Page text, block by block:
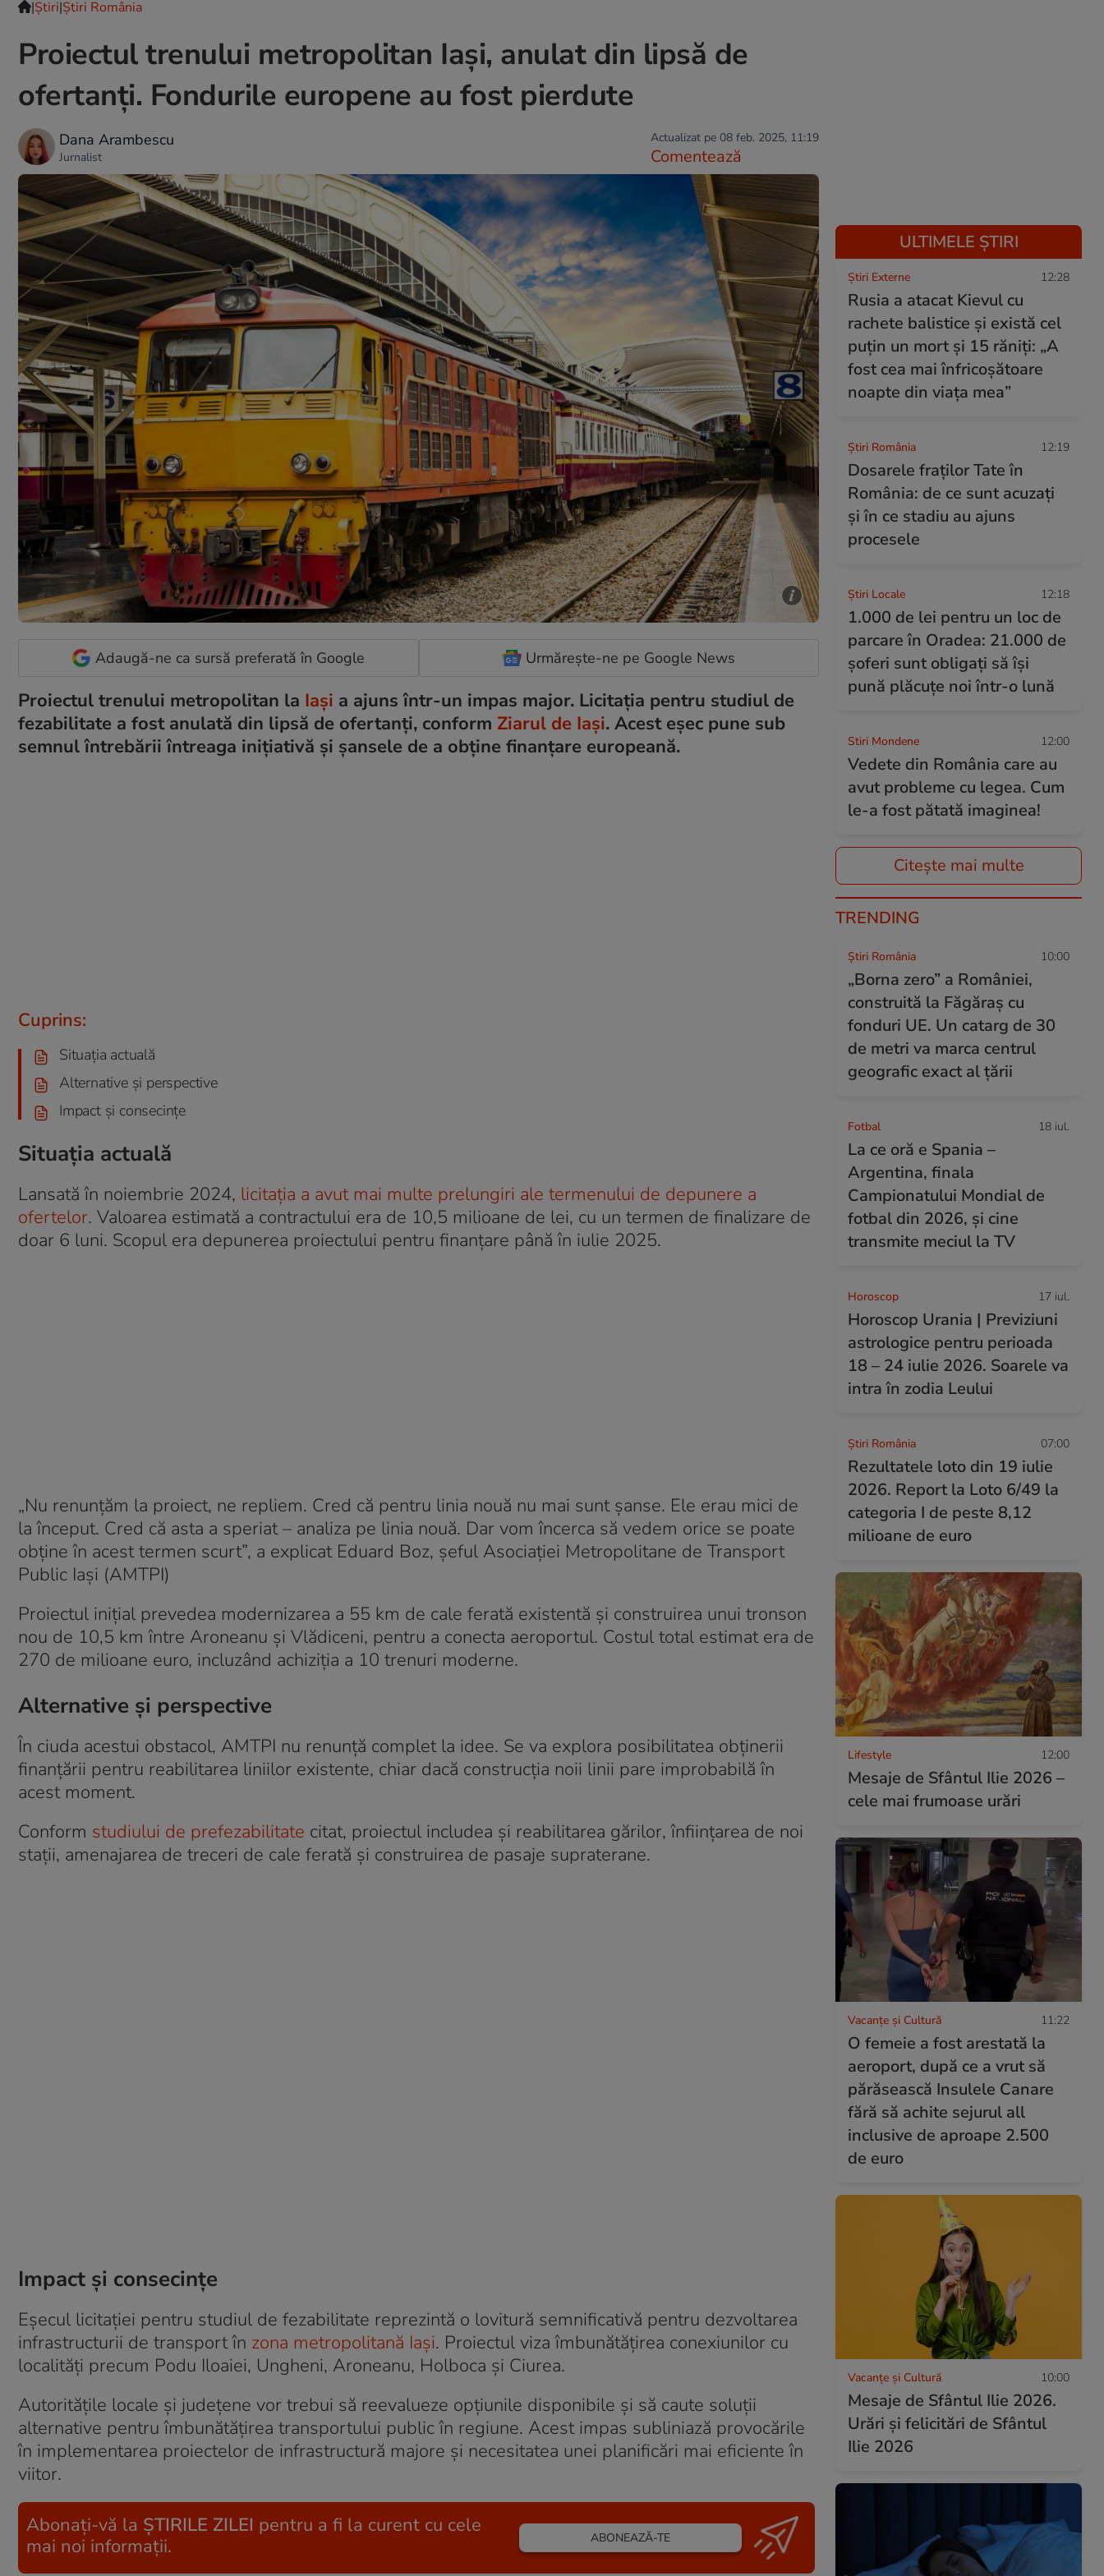
|Ştiri|Știri România
Proiectul trenului metropolitan Iași, anulat din lipsă de
ofertanți. Fondurile europene au fost pierdute
Dana Arambescu
Jurnalist
Actualizat pe 08 feb. 2025, 11:19
Comentează
Adaugă-ne ca sursă preferată în Google Urmărește-ne pe Google News
Proiectul trenului metropolitan la Iași a ajuns într-un impas major. Licitația pentru studiul de
fezabilitate a fost anulată din lipsă de ofertanți, conform Ziarul de Iași. Acest eșec pune sub
semnul întrebării întreaga inițiativă și șansele de a obține finanțare europeană.
Cuprins:
Situația actuală
Alternative și perspective
Impact și consecințe
Situația actuală
Lansată în noiembrie 2024, licitația a avut mai multe prelungiri ale termenului de depunere a
ofertelor. Valoarea estimată a contractului era de 10,5 milioane de lei, cu un termen de finalizare de
doar 6 luni. Scopul era depunerea proiectului pentru finanțare până în iulie 2025.
„Nu renunțăm la proiect, ne repliem. Cred că pentru linia nouă nu mai sunt șanse. Ele erau mici de
la început. Cred că asta a speriat – analiza pe linia nouă. Dar vom încerca să vedem orice se poate
obține în acest termen scurt”, a explicat Eduard Boz, șeful Asociației Metropolitane de Transport
Public Iași (AMTPI)
Proiectul inițial prevedea modernizarea a 55 km de cale ferată existentă și construirea unui tronson
nou de 10,5 km între Aroneanu și Vlădiceni, pentru a conecta aeroportul. Costul total estimat era de
270 de milioane euro, incluzând achiziția a 10 trenuri moderne.
Alternative și perspective
În ciuda acestui obstacol, AMTPI nu renunță complet la idee. Se va explora posibilitatea obținerii
finanțării pentru reabilitarea liniilor existente, chiar dacă construcția noii linii pare improbabilă în
acest moment.
Conform studiului de prefezabilitate citat, proiectul includea și reabilitarea gărilor, înființarea de noi
stații, amenajarea de treceri de cale ferată și construirea de pasaje supraterane.
Impact și consecințe
Eșecul licitației pentru studiul de fezabilitate reprezintă o lovitură semnificativă pentru dezvoltarea
infrastructurii de transport în zona metropolitană Iași. Proiectul viza îmbunătățirea conexiunilor cu
localități precum Podu Iloaiei, Ungheni, Aroneanu, Holboca și Ciurea.
Autoritățile locale și județene vor trebui să reevalueze opțiunile disponibile și să caute soluții
alternative pentru îmbunătățirea transportului public în regiune. Acest impas subliniază provocările
în implementarea proiectelor de infrastructură majore și necesitatea unei planificări mai eficiente în
viitor.
Abonați-vă la ȘTIRILE ZILEI pentru a fi la curent cu cele
mai noi informații.
ABONEAZĂ-TE
ULTIMELE ȘTIRI
Știri Externe 12:28
Rusia a atacat Kievul cu
rachete balistice și există cel
puțin un mort și 15 răniți: „A
fost cea mai înfricoşătoare
noapte din viaţa mea”
Știri România 12:19
Dosarele fraților Tate în
România: de ce sunt acuzați
și în ce stadiu au ajuns
procesele
Știri Locale 12:18
1.000 de lei pentru un loc de
parcare în Oradea: 21.000 de
șoferi sunt obligați să își
pună plăcuțe noi într-o lună
Stiri Mondene 12:00
Vedete din România care au
avut probleme cu legea. Cum
le-a fost pătată imaginea!
Citește mai multe
TRENDING
Știri România 10:00
„Borna zero” a României,
construită la Făgăraș cu
fonduri UE. Un catarg de 30
de metri va marca centrul
geografic exact al țării
Fotbal 18 iul.
La ce oră e Spania –
Argentina, finala
Campionatului Mondial de
fotbal din 2026, și cine
transmite meciul la TV
Horoscop 17 iul.
Horoscop Urania | Previziuni
astrologice pentru perioada
18 – 24 iulie 2026. Soarele va
intra în zodia Leului
Știri România 07:00
Rezultatele loto din 19 iulie
2026. Report la Loto 6/49 la
categoria I de peste 8,12
milioane de euro
Lifestyle 12:00
Mesaje de Sfântul Ilie 2026 –
cele mai frumoase urări
Vacanțe și Cultură 11:22
O femeie a fost arestată la
aeroport, după ce a vrut să
părăsească Insulele Canare
fără să achite sejurul all
inclusive de aproape 2.500
de euro
Vacanțe și Cultură 10:00
Mesaje de Sfântul Ilie 2026.
Urări și felicitări de Sfântul
Ilie 2026